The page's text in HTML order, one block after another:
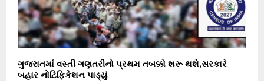
ગુજરાતમાં વસ્તી ગણતરીનો પ્રથમ તબક્કો શરૂ થશે,સરકારે
બહાર નોટિફિકેશન પાડ્યું